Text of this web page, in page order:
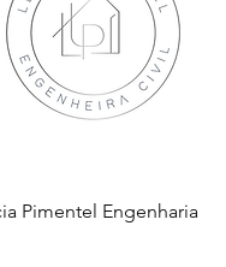
Pimentel Engenharia